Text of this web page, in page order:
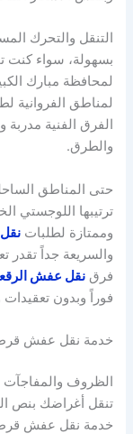
التنقل والتحرك
بسهولة، سواء كنت
لمحافظة مبارك
لمناطق
الفرق الفنية
والطرق.
حتى المناطق
ترتيبها اللوجستي
وممتازة لطلبات
والسريعة جداً
فرقنقل عفش
فوراً وبدون
خدمة نقل عفش قرطبة 24 ساعة للظروف الطارئة
الظروف والمفاجآت
تنقل أغراضك بنص